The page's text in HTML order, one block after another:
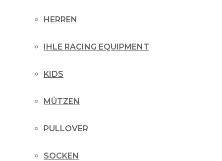
HERREN
IHLE RACING EQUIPMENT
KIDS
MÜTZEN
PULLOVER
SOCKEN